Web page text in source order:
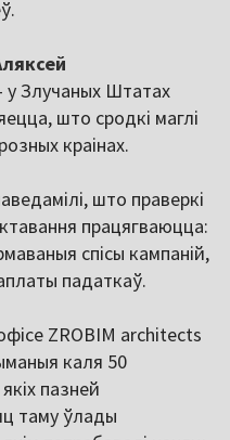
у Злучаных Штатах
што сродкі маглі
краінах.
што праверкі
працягваюцца:
спісы кампаній,
падаткаў.
ZROBIM architects
каля 50
пазней
таму ўлады